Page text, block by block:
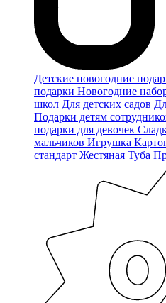
Детские новогодние
подарки Новогодние
школ Для детских садов
Подарки детям
подарки для девочек
мальчиков Игрушка
стандарт Жестяная Туба